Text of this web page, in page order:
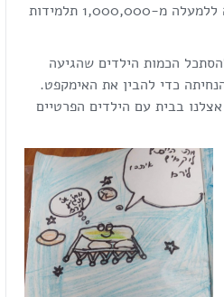
העמותה מדווחת שהגיעה ללמעלה מ-1,000,000 תלמידות
הכמות הילדים שהגיעה
כדי להבין את האימקפט.
בבית עם הילדים הפרטיים